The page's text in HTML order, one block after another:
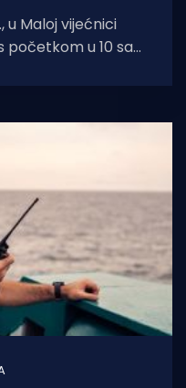
u Maloj vijećnici
početkom u 10 sati